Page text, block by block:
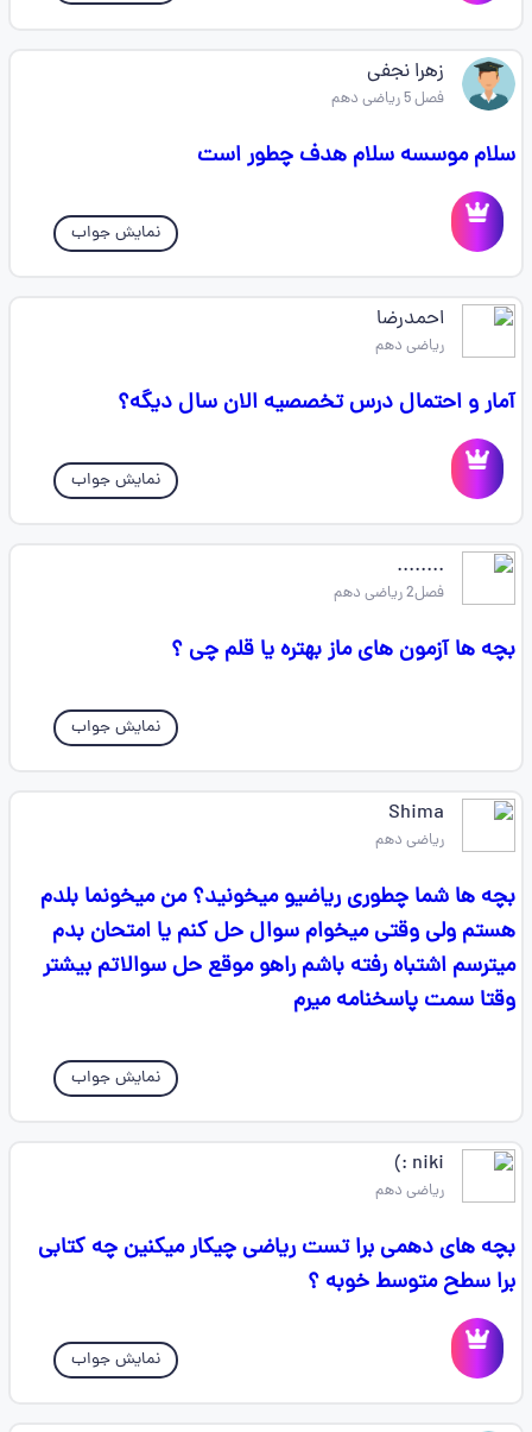
زهرا نجفی
فصل 5 ریاضی دهم
سلام موسسه سلام هدف چطور است
نمایش جواب
احمدرضا
ریاضی دهم
آمار و احتمال درس تخصصیه الان سال دیگه؟
نمایش جواب
........
فصل2 ریاضی دهم
بچه ها آزمون های ماز بهتره یا قلم چی ؟
نمایش جواب
Shima
ریاضی دهم
بچه ها شما چطوری ریاضیو میخونید؟ من میخونما بلدم
هستم ولی وقتی میخوام سوال حل کنم یا امتحان بدم
میترسم اشتباه رفته باشم راهو موقع حل سوالاتم بیشتر
وقتا سمت پاسخنامه میرم
نمایش جواب
niki :)
ریاضی دهم
بچه های دهمی برا تست ریاضی چیکار میکنین چه کتابی
برا سطح متوسط خوبه ؟
نمایش جواب